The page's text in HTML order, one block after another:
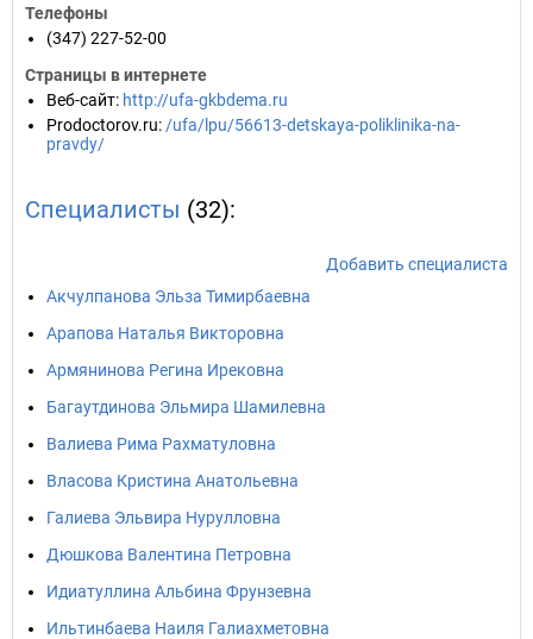
Телефоны
(347) 227-52-00
Страницы в интернете
Веб-сайт: http://ufa-gkbdema.ru
Prodoctorov.ru: /ufa/lpu/56613-detskaya-poliklinika-na-
pravdy/
Специалисты (32):
Добавить специалиста
Акчулпанова Эльза Тимирбаевна
Арапова Наталья Викторовна
Армянинова Регина Ирековна
Багаутдинова Эльмира Шамилевна
Валиева Рима Рахматуловна
Власова Кристина Анатольевна
Галиева Эльвира Нурулловна
Дюшкова Валентина Петровна
Идиатуллина Альбина Фрунзевна
Ильтинбаева Наиля Галиахметовна